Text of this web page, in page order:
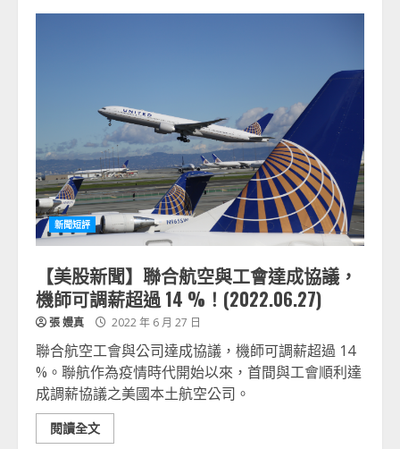
新聞短評
【美股新聞】聯合航空與工會達成協議，
機師可調薪超過 14 %！(2022.06.27)
張 嫚真 2022 年 6 月 27 日
聯合航空工會與公司達成協議，機師可調薪超過 14
%。聯航作為疫情時代開始以來，首間與工會順利達
成調薪協議之美國本土航空公司。
閱讀全文